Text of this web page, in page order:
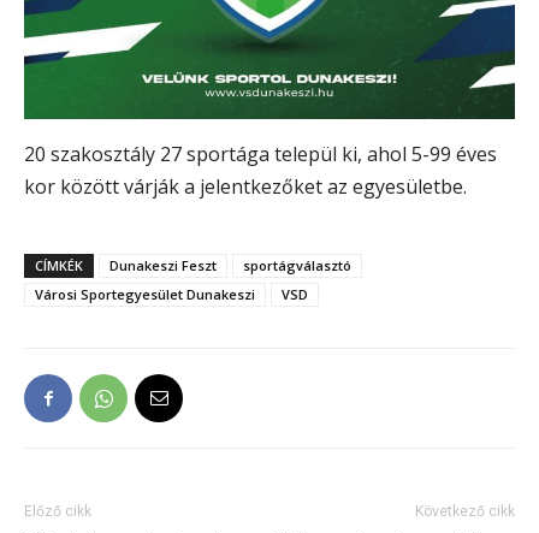
20 szakosztály 27 sportága települ ki, ahol 5-99 éves
kor között várják a jelentkezőket az egyesületbe.
CÍMKÉK Dunakeszi Feszt
sportágválasztó
Városi Sportegyesület Dunakeszi
VSD
Előző cikk Következő cikk